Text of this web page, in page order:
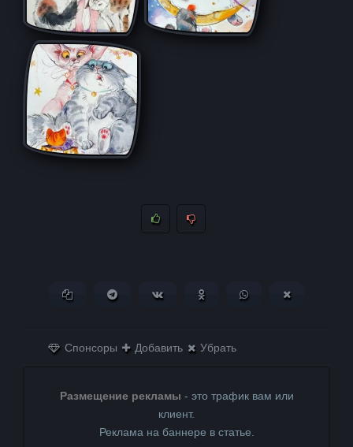
Копировать ссылкуПоделиться в Telegram
Поделиться ВКонтактеПоделиться в
Поделиться в
Спонсоры Добавить Убрать
Размещение рекламы - это трафик вам или
клиент.
Реклама на баннере в статье.